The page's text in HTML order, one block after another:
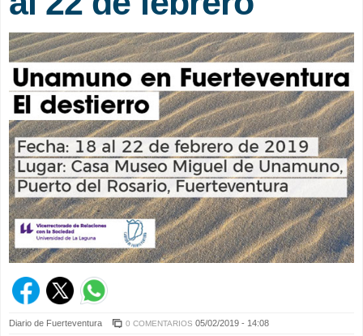
Diario de Fuerteventura 0 COMENTARIOS 05/02/2019 - 14:08